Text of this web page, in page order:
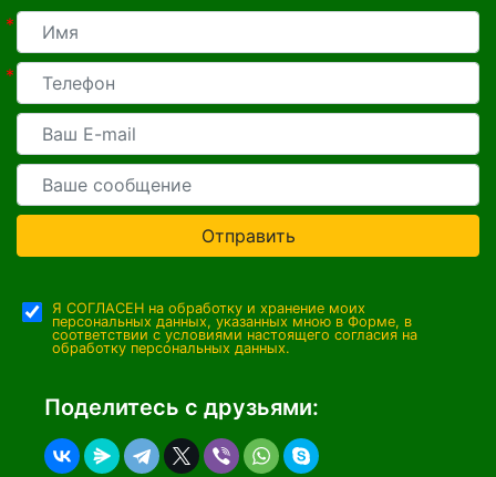
*
*
Отправить
Я СОГЛАСЕН на обработку и хранение моих
персональных данных, указанных мною в Форме, в
соответствии с условиями настоящего согласия на
обработку персональных данных.
Поделитесь с друзьями: